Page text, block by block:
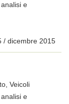
e
/ dicembre 2015
Veicoli
e